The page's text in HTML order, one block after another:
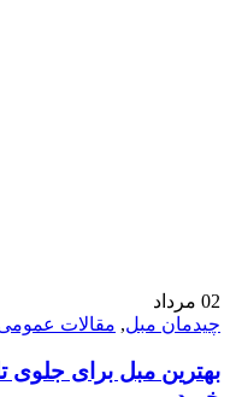
02 مرداد
چیدمان مبل, مقالات
بهترین مبل برای جلوی